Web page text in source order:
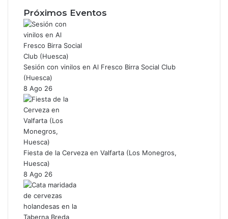
Próximos Eventos
Sesión con vinilos en Al Fresco Birra Social Club
(Huesca)
8 Ago 26
Fiesta de la Cerveza en Valfarta (Los Monegros,
Huesca)
8 Ago 26